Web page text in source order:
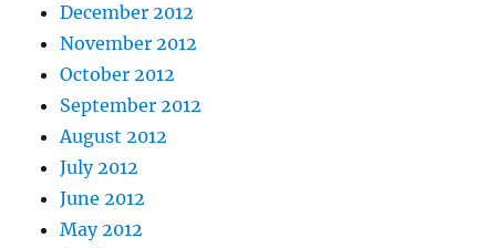
December 2012
November 2012
October 2012
September 2012
August 2012
July 2012
June 2012
May 2012